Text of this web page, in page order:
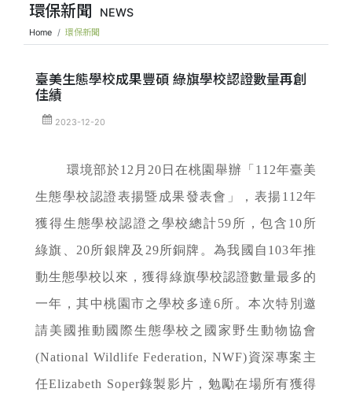
環保新聞 NEWS
Home 環保新聞
臺美生態學校成果豐碩 綠旗學校認證數量再創
佳績
2023-12-20
環境部於12月20日在桃園舉辦「112年臺美
生態學校認證表揚暨成果發表會」，表揚112年
獲得生態學校認證之學校總計59所，包含10所
綠旗、20所銀牌及29所銅牌。為我國自103年推
動生態學校以來，獲得綠旗學校認證數量最多的
一年，其中桃園市之學校多達6所。本次特別邀
請美國推動國際生態學校之國家野生動物協會
(National Wildlife Federation, NWF)資深專案主
任Elizabeth Soper錄製影片，勉勵在場所有獲得